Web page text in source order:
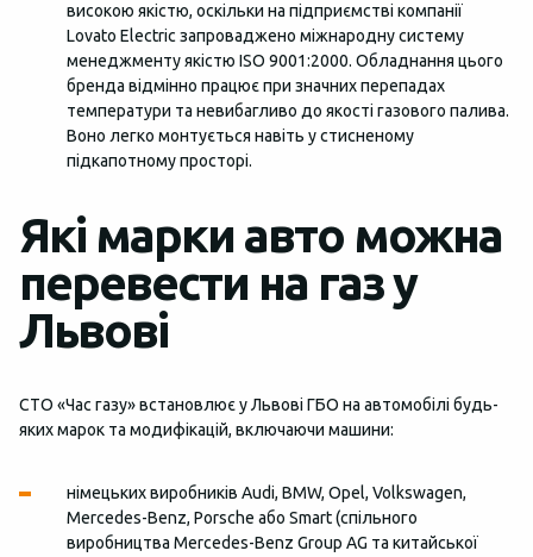
високою якістю, оскільки на підприємстві компанії
Lovato Electric запроваджено міжнародну систему
менеджменту якістю ISO 9001:2000. Обладнання цього
бренда відмінно працює при значних перепадах
температури та невибагливо до якості газового палива.
Воно легко монтується навіть у стисненому
підкапотному просторі.
Які марки авто можна
перевести на газ у
Львові
СТО «Час газу» встановлює у Львові ГБО на автомобілі будь-
яких марок та модифікацій, включаючи машини:
німецьких виробників Audi, BMW, Opel, Volkswagen,
Mercedes-Benz, Porsche або Smart (спільного
виробництва Mercedes-Benz Group AG та китайської